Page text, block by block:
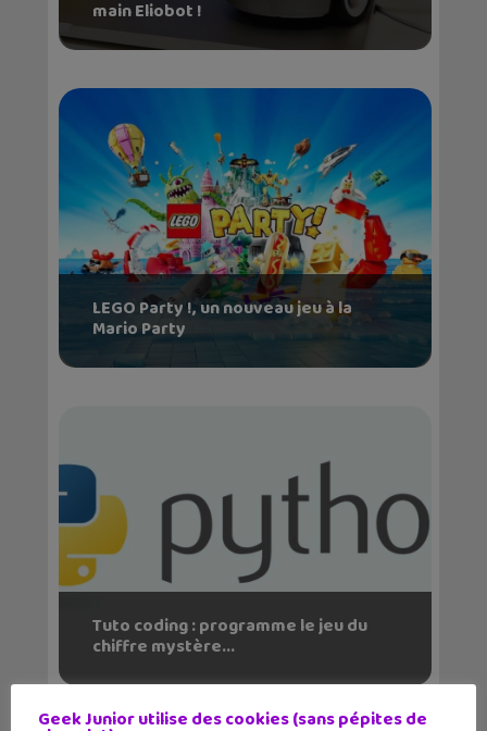
main Eliobot !
LEGO Party !, un nouveau jeu à la
Mario Party
Tuto coding : programme le jeu du
chiffre mystère...
Geek Junior utilise des cookies (sans pépites de